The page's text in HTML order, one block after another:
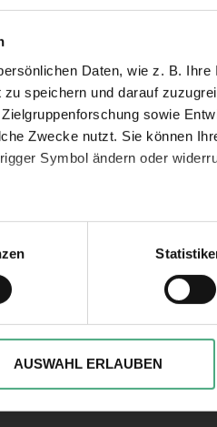
Daten, wie z. B.
speichern und darauf
sowie
Zwecke nutzt. Sie können
Symbol ändern oder
welche bis auf einige
Merkmalen
Daten verarbeitet werden,
zu personalisieren,
geben wir ggfs.
und Analysen weiter.
AUSWAHL ERLAUBEN
Rainer Oster und
verbunden - die
vor